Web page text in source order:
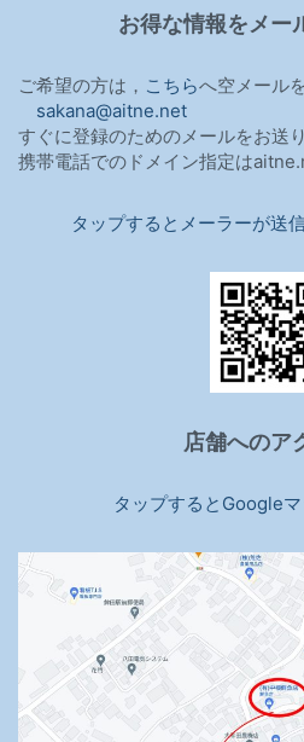
お得な情報をメー
ご希望の方は， こちらへ空メール
sakana@aitne.net
すぐに登録のためのメールをお送
携帯電話でのドメイン指定は
タップするとメーラーが送
店舗へのア
タップするとGoogle